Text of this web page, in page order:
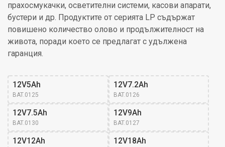
прахосмукачки, осветителни системи, касови апарати,
бустери и др. Продуктите от серията LP съдържат
повишено количество олово и продължителност на
живота, поради което се предлагат с удължена
гаранция.
12V5Ah
BAT.0125
12V7.2Ah
BAT.0126
12V7.5Ah
BAT.0130
12V9Ah
BAT.0127
12V12Ah 12V18Ah